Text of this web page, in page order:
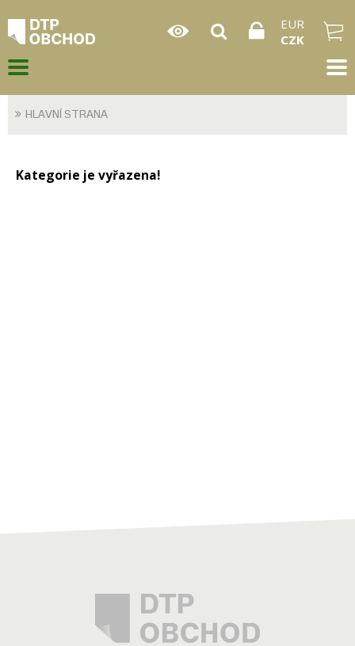
EUR
CZK
HLAVNÍ STRANA
Kategorie je vyřazena!